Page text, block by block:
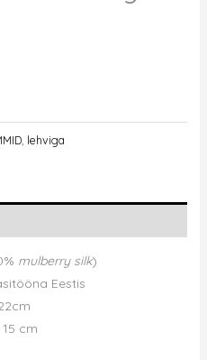
, lehviga
mulberry silk)
Eestis
cm